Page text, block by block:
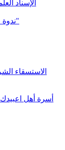
الإسناد
ندوة حول كتاب "العدالة الاجتماعية في الإسلام"
الاستسقاء
أسرة أهل